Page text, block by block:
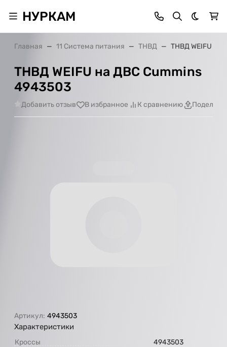
НУРКАМ Темная
Главная 11 Система питания ТНВД ТНВД WEIFU на
ТНВД WEIFU на ДВС Cummins
4943503
Добавить отзыв В избранное К сравнению
Артикул: 4943503
Характеристики
Кроссы
4943503